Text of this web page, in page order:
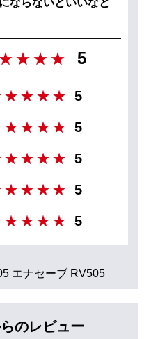
ならないといいなと
5
5
5
5
5
5
エナセーブ RV505
のレビュー